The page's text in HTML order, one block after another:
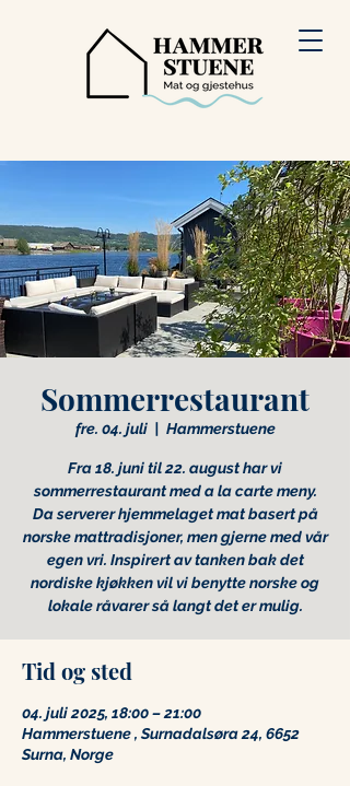
Sommerrestaurant
fre. 04. juli
  |
Hammerstuene
Fra 18. juni til 22. august har vi
sommerrestaurant med a la carte meny.
Da serverer hjemmelaget mat basert på
norske mattradisjoner, men gjerne med vår
egen vri. Inspirert av tanken bak det
nordiske kjøkken vil vi benytte norske og
lokale råvarer så langt det er mulig.
Tid og sted
04. juli 2025, 18:00 – 21:00
Hammerstuene , Surnadalsøra 24, 6652
Surna, Norge